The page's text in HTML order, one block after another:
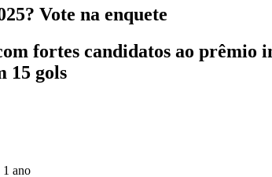
Vote na enquete
fortes candidatos ao
15 gols
1 ano